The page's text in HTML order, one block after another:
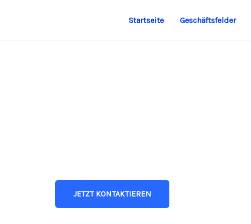
Startseite Geschäftsfelder
JETZT KONTAKTIEREN